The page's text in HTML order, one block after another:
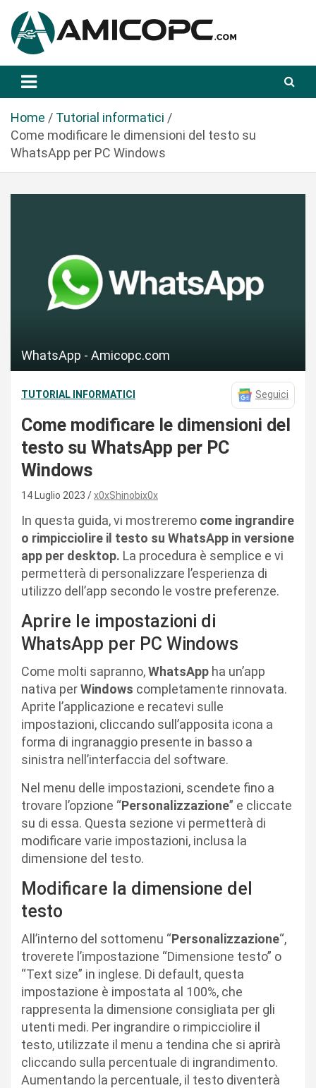
a
Amicopc.com
Home
Tutorial informatici
Come modificare le dimensioni del testo su
WhatsApp per PC Windows
WhatsApp - Amicopc.com
TUTORIAL INFORMATICI Seguici
Come modificare le dimensioni del
testo su WhatsApp per PC
Windows
14 Luglio 2023 x0xShinobix0x
In questa guida, vi mostreremo come ingrandire
o rimpicciolire il testo su WhatsApp in versione
app per desktop. La procedura è semplice e vi
permetterà di personalizzare l’esperienza di
utilizzo dell’app secondo le vostre preferenze.
Aprire le impostazioni di
WhatsApp per PC Windows
Come molti sapranno,WhatsApp ha un’app
nativa perWindows completamente rinnovata.
Aprite l’applicazione e recatevi sulle
impostazioni, cliccando sull’apposita icona a
forma di ingranaggio presente in basso a
sinistra nell’interfaccia del software.
Nel menu delle impostazioni, scendete fino a
trovare l’opzione “Personalizzazione” e cliccate
su di essa. Questa sezione vi permetterà di
modificare varie impostazioni, inclusa la
dimensione del testo.
Modificare la dimensione del
testo
All’interno del sottomenu “Personalizzazione“,
troverete l’impostazione “Dimensione testo” o
“Text size” in inglese. Di default, questa
impostazione è impostata al 100%, che
rappresenta la dimensione consigliata per gli
utenti medi. Per ingrandire o rimpicciolire il
testo, utilizzate il menu a tendina che si aprirà
cliccando sulla percentuale di ingrandimento.
Aumentando la percentuale, il testo diventerà